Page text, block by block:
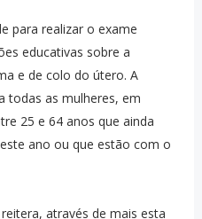
para realizar o exame
educativas sobre a
e de colo do útero. A
todas as mulheres, em
25 e 64 anos que ainda
ano ou que estão com o
através de mais esta